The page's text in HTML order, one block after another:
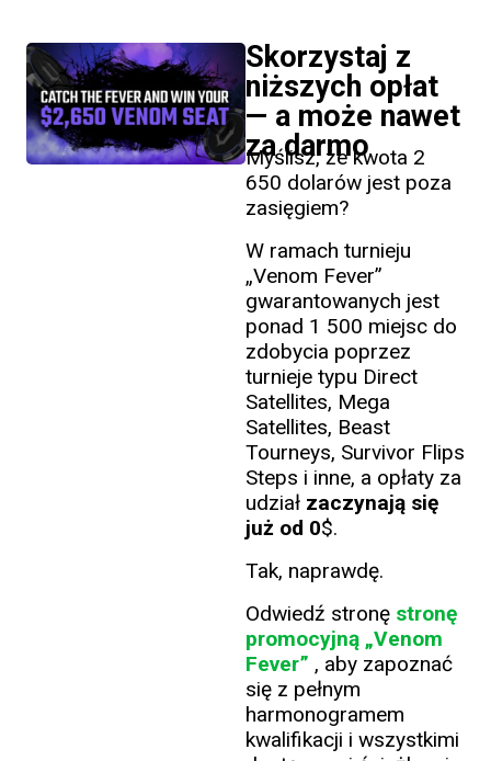
Skorzystaj z
niższych opłat
— a może nawet
za darmo
Myślisz, że kwota 2
650 dolarów jest poza
zasięgiem?
W ramach turnieju
„Venom Fever”
gwarantowanych jest
ponad 1 500 miejsc do
zdobycia poprzez
turnieje typu Direct
Satellites, Mega
Satellites, Beast
Tourneys, Survivor Flips
Steps i inne, a opłaty za
udział zaczynają się
już od 0$.
Tak, naprawdę.
Odwiedź stronę stronę
promocyjną „Venom
Fever” , aby zapoznać
się z pełnym
harmonogramem
kwalifikacji i wszystkimi